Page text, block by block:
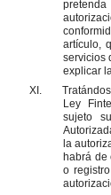
artículo,
servicios
explicar
XI.
Ley
sujeto
la
habrá de
o